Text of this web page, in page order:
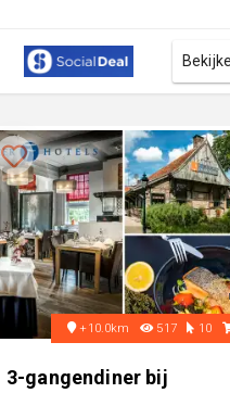
+10.0km 517 10
3-gangendiner bij